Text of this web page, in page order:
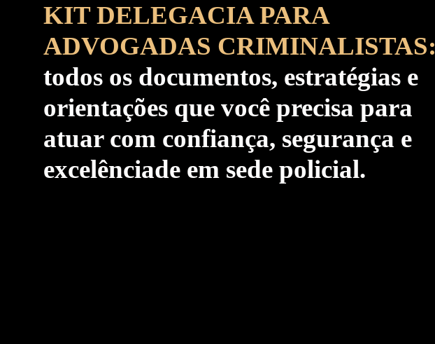
KIT DELEGACIA PARA
ADVOGADAS CRIMINALISTAS:
todos os documentos, estratégias e
orientações que você precisa para
atuar com confiança, segurança e
excelênciade em sede policial.​